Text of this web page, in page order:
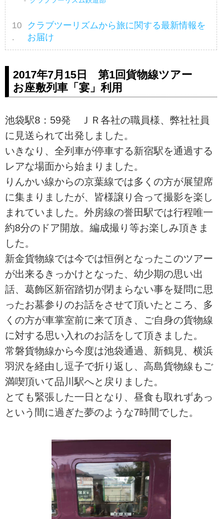
クラブツーリズムから旅に関する最新情報を
お届け
2017年7月15日 第1回貨物線ツアー
お座敷列車「宴」利用
池袋駅8：59発 ＪＲ各社の職員様、弊社社員
に見送られて出発しました。
いきなり、全列車が停車する新宿駅を通過する
レアな場面から始まりました。
りんかい線からの京葉線では多くの方が展望席
に集まりましたが、皆様譲り合って撮影を楽し
まれていました。外房線の誉田駅では行程唯一
約8分のドア開放。編成撮り等お楽しみ頂きま
した。
新金貨物線では今では恒例となったこのツアー
が出来るきっかけとなった、幼少期の思い出
話、葛飾区新宿踏切が閉まらない事を疑問に思
ったお墓参りのお話をさせて頂いたところ、多
くの方が車掌室前に来て頂き、ご自身の貨物線
に対する思い入れのお話をして頂きました。
常磐貨物線から今度は池袋通過、新鶴見、横浜
羽沢を経由し逗子で折り返し、高島貨物線もご
満喫頂いて品川駅へと戻りました。
とても緊張した一日となり、昼食も取れずあっ
という間に過ぎた夢のような7時間でした。